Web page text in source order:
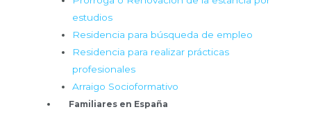
estudios
Residencia para búsqueda de empleo
Residencia para realizar prácticas
profesionales
Arraigo Socioformativo
Familiares en España